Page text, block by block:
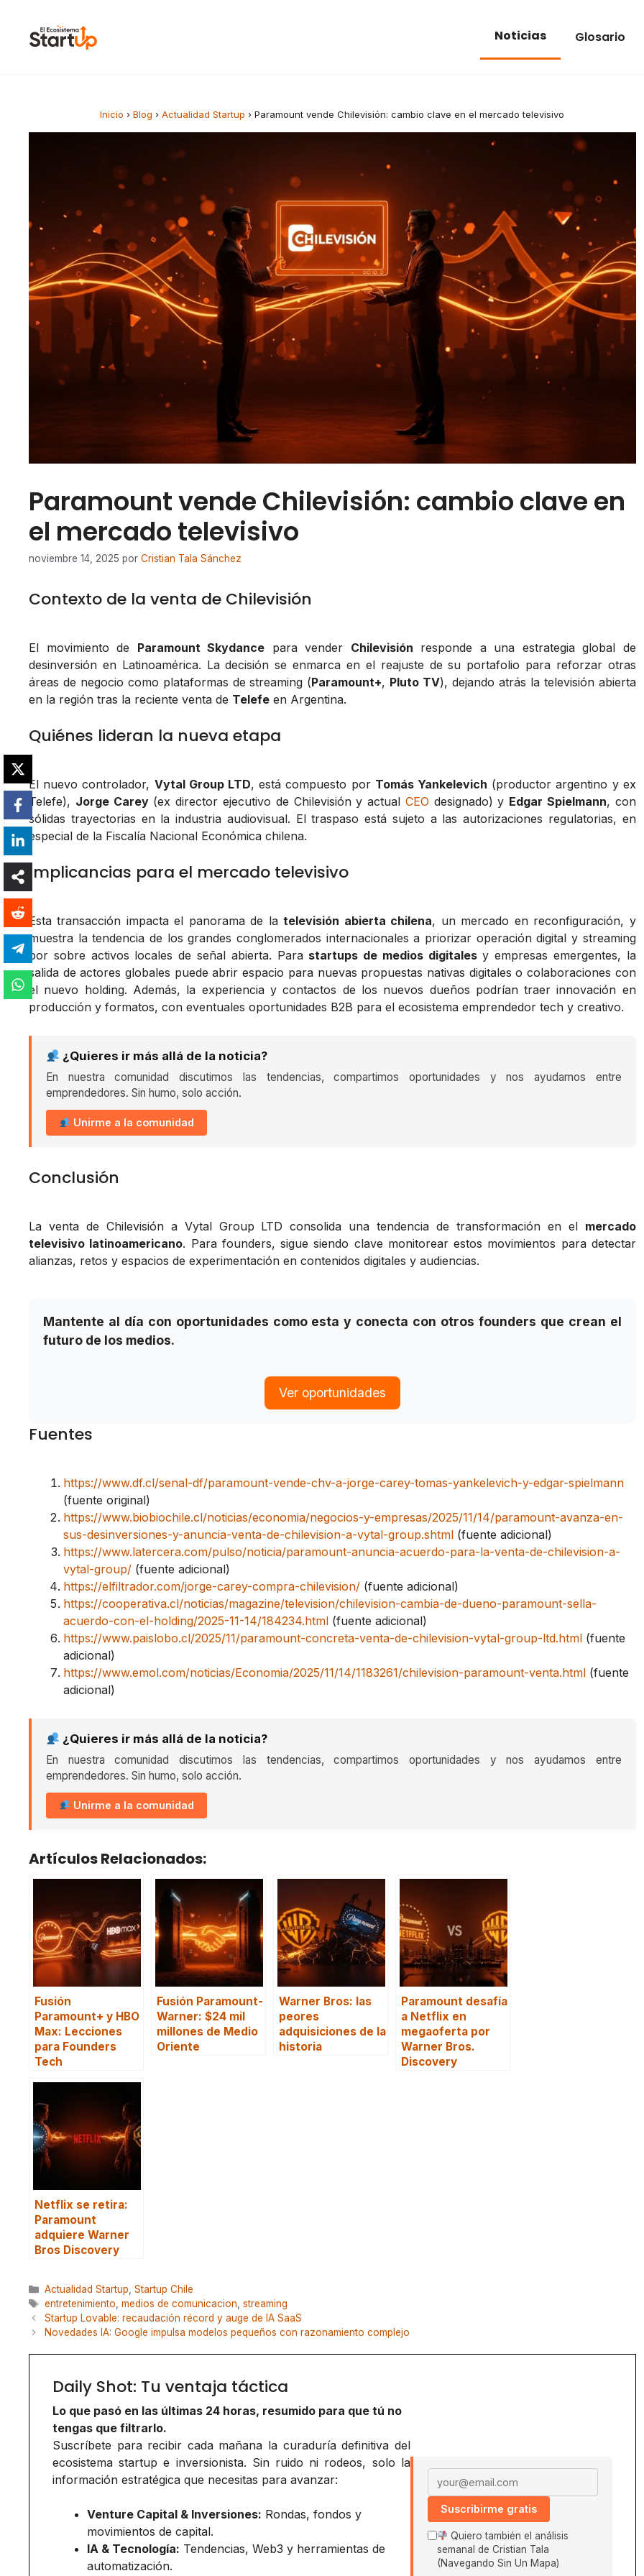
Noticias Glosario
Inicio › Blog › Actualidad Startup › Paramount vende Chilevisión: cambio clave en el mercado televisivo
Paramount vende Chilevisión: cambio clave en
el mercado televisivo
noviembre 14, 2025 por Cristian Tala Sánchez
Contexto de la venta de Chilevisión
El movimiento de Paramount Skydance para vender Chilevisión responde a una estrategia global de
desinversión en Latinoamérica. La decisión se enmarca en el reajuste de su portafolio para reforzar otras
áreas de negocio como plataformas de streaming (Paramount+, Pluto TV), dejando atrás la televisión abierta
en la región tras la reciente venta de Telefe en Argentina.
Quiénes lideran la nueva etapa
El nuevo controlador, Vytal Group LTD, está compuesto por Tomás Yankelevich (productor argentino y ex
Telefe), Jorge Carey(ex director ejecutivo de Chilevisión y actual CEO designado) y Edgar Spielmann, con
sólidas trayectorias en la industria audiovisual. El traspaso está sujeto a las autorizaciones regulatorias, en
especial de la Fiscalía Nacional Económica chilena.
Implicancias para el mercado televisivo
Esta transacción impacta el panorama de latelevisión abierta chilena, un mercado en reconfiguración, y
muestra la tendencia de los grandes conglomerados internacionales a priorizar operación digital y streaming
por sobre activos locales de señal abierta. Para startups de medios digitalesy empresas emergentes, la
salida de actores globales puede abrir espacio para nuevas propuestas nativas digitales o colaboraciones con
el nuevo holding. Además, la experiencia y contactos de los nuevos dueños podrían traer innovación en
producción y formatos, con eventuales oportunidades B2B para el ecosistema emprendedor tech y creativo.
¿Quieres ir más allá de la noticia?
En nuestra comunidad discutimos las tendencias, compartimos oportunidades y nos ayudamos entre
emprendedores. Sin humo, solo acción.
Unirme a la comunidad
Conclusión
La venta de Chilevisión a Vytal Group LTD consolida una tendencia de transformación en el mercado
televisivo latinoamericano. Para founders, sigue siendo clave monitorear estos movimientos para detectar
alianzas, retos y espacios de experimentación en contenidos digitales y audiencias.
Mantente al día con oportunidades como esta y conecta con otros founders que crean el
futuro de los medios.
Ver oportunidades
Fuentes
https://www.df.cl/senal-df/paramount-vende-chv-a-jorge-carey-tomas-yankelevich-y-edgar-spielmann
(fuente original)
https://www.biobiochile.cl/noticias/economia/negocios-y-empresas/2025/11/14/paramount-avanza-en-
sus-desinversiones-y-anuncia-venta-de-chilevision-a-vytal-group.shtml (fuente adicional)
https://www.latercera.com/pulso/noticia/paramount-anuncia-acuerdo-para-la-venta-de-chilevision-a-
vytal-group/ (fuente adicional)
https://elfiltrador.com/jorge-carey-compra-chilevision/ (fuente adicional)
https://cooperativa.cl/noticias/magazine/television/chilevision-cambia-de-dueno-paramount-sella-
acuerdo-con-el-holding/2025-11-14/184234.html (fuente adicional)
https://www.paislobo.cl/2025/11/paramount-concreta-venta-de-chilevision-vytal-group-ltd.html (fuente
adicional)
https://www.emol.com/noticias/Economia/2025/11/14/1183261/chilevision-paramount-venta.html (fuente
adicional)
¿Quieres ir más allá de la noticia?
En nuestra comunidad discutimos las tendencias, compartimos oportunidades y nos ayudamos entre
emprendedores. Sin humo, solo acción.
Unirme a la comunidad
Artículos Relacionados:
Fusión
Paramount+ y HBO
Max: Lecciones
para Founders
Tech
Fusión Paramount-
Warner: $24 mil
millones de Medio
Oriente
Warner Bros: las
peores
adquisiciones de la
historia
Paramount desafía
a Netflix en
megaoferta por
Warner Bros.
Discovery
Netflix se retira:
Paramount
adquiere Warner
Bros Discovery
Categorías
Actualidad Startup Startup Chile
Etiquetas
entretenimiento medios de comunicacion streaming
Startup Lovable: recaudación récord y auge de IA SaaS
Novedades IA: Google impulsa modelos pequeños con razonamiento complejo
Daily Shot: Tu ventaja táctica
Lo que pasó en las últimas 24 horas, resumido para que tú no
tengas que filtrarlo.
Suscríbete para recibir cada mañana la curaduría definitiva del
ecosistema startup e inversionista. Sin ruido ni rodeos, solo la
información estratégica que necesitas para avanzar:
Venture Capital & Inversiones: Rondas, fondos y
movimientos de capital.
IA & Tecnología: Tendencias, Web3 y herramientas de
automatización.
Email address
Suscribirme gratis
Quiero también el análisis
semanal de Cristian Tala
(Navegando Sin Un Mapa)